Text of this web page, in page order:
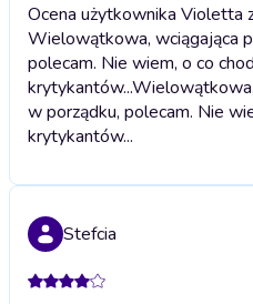
Ocena użytkownika Violetta
Wielowątkowa, wciągająca
polecam. Nie wiem, o co
krytykantów...
w porządku, polecam. Nie
krytykantów...
Stefcia